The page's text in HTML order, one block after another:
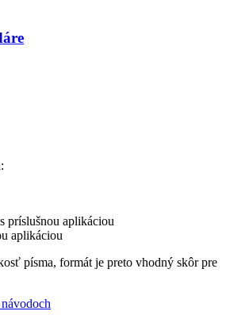
príslušnou aplikáciou
aplikáciou
písma, formát je preto vhodný skôr pre